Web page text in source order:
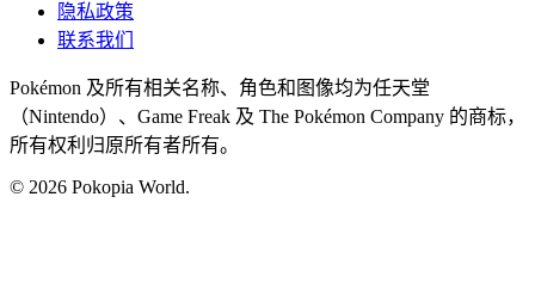
隐私政策
联系我们
Pokémon 及所有相关名称、角色和图像均为任天堂
（Nintendo）、Game Freak 及 The Pokémon Company 的商标，
所有权利归原所有者所有。
© 2026 Pokopia World.